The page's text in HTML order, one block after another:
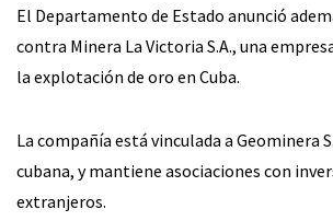
El Departamento de Estado anunció
contra Minera La Victoria S.A., una
la explotación de oro en Cuba.
La compañía está vinculada a Geominera
cubana, y mantiene asociaciones con
extranjeros.